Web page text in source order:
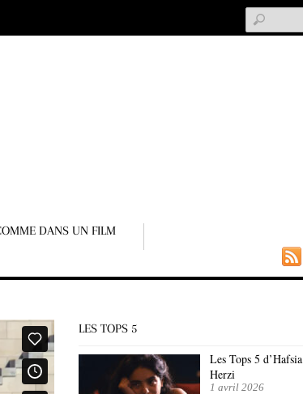
DANS UN FILM
LES TOPS 5
Les Tops 5 d’Hafsia
Herzi
1 avril 2026